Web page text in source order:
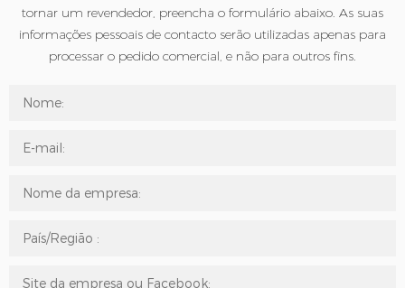
tornar um revendedor, preencha o formulário abaixo. As suas
informações pessoais de contacto serão utilizadas apenas para
processar o pedido comercial, e não para outros fins.